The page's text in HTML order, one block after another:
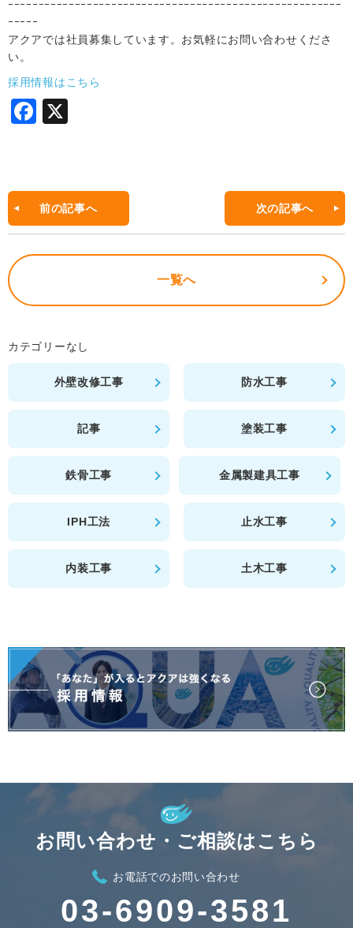
ｰｰｰｰｰｰｰｰｰｰｰｰｰｰｰｰｰｰｰｰｰｰｰｰｰｰｰｰｰｰｰｰｰｰｰｰｰｰｰｰｰｰｰｰｰｰｰｰｰｰｰｰｰｰｰ
ｰｰｰｰｰ
アクアでは社員募集しています。お気軽にお問い合わせくださ
い。
採用情報はこちら
F
e
b
o
o
前の記事へ 次の記事へ
一覧へ
カテゴリーなし
外壁改修工事 防水工事
記事 塗装工事
鉄骨工事 金属製建具工事
IPH工法 止水工事
内装工事 土木工事
お問い合わせ・ご相談はこちら
お電話でのお問い合わせ
03-6909-3581